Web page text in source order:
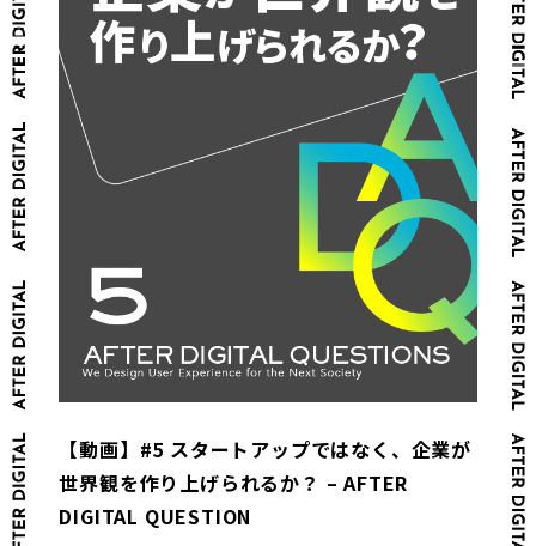
【動画】#5 スタートアップではなく、企業が
世界観を作り上げられるか？ – AFTER
DIGITAL QUESTION